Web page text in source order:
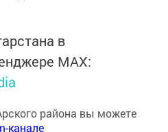
в
MАХ:
канале